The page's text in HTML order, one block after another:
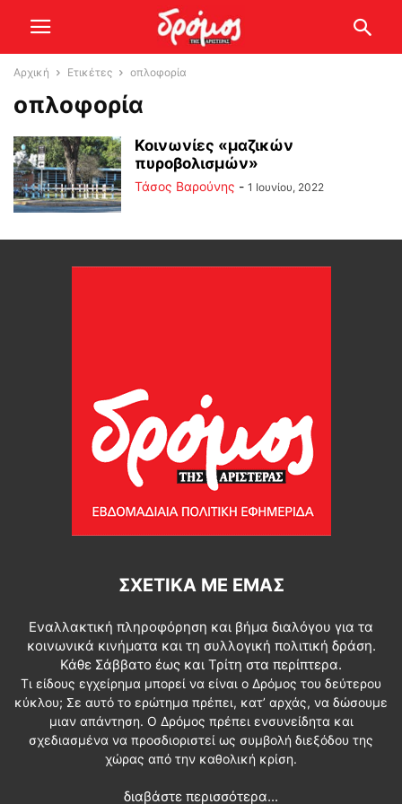
Αρχική Ετικέτες οπλοφορία
οπλοφορία
Κοινωνίες «μαζικών
πυροβολισμών»
Τάσος Βαρούνης - 1 Ιουνίου, 2022
ΣΧΕΤΙΚΆ ΜΕ ΕΜΆΣ
Εναλλακτική πληροφόρηση και βήμα διαλόγου για τα
κοινωνικά κινήματα και τη συλλογική πολιτική δράση.
Κάθε Σάββατο έως και Τρίτη στα περίπτερα.
Τι είδους εγχείρημα μπορεί να είναι ο Δρόμος του δεύτερου
κύκλου; Σε αυτό το ερώτημα πρέπει, κατ’ αρχάς, να δώσουμε
μιαν απάντηση. Ο Δρόμος πρέπει ενσυνείδητα και
σχεδιασμένα να προσδιοριστεί ως συμβολή διεξόδου της
χώρας από την καθολική κρίση.
διαβάστε περισσότερα...